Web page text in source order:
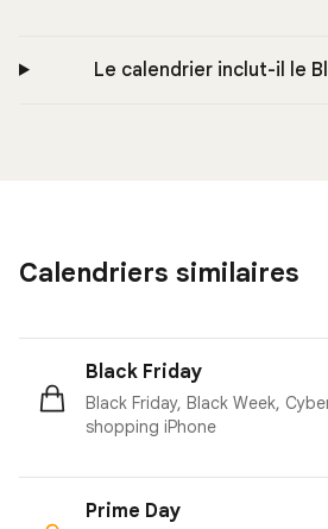
Le calendrier inclut-il le
Calendriers similaires
Black Friday
Black Friday, Black Week,
shopping iPhone
Prime Day